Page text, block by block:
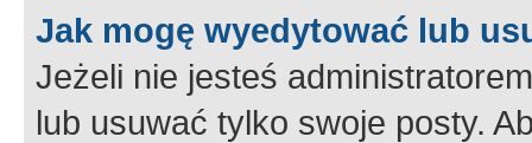
Jak mogę wyedytować lub
Jeżeli nie jesteś
lub usuwać tylko swoje posty.